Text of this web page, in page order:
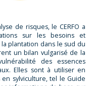
de risques, le CERFO a
sur les besoins et
plantation dans le sud du
un bilan vulgarisé de la
des essences
Elles sont à utiliser en
sylviculture, tel le Guide